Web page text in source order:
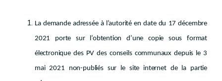
La demande adressée à l’autorité en date du 17 décembre
2021 porte sur l’obtention d’une copie sous format
électronique des PV des conseils communaux depuis le 3
mai 2021 non-publiés sur le site internet de la partie